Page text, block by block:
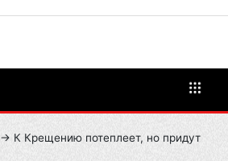
→ К Крещению потеплеет, но придут